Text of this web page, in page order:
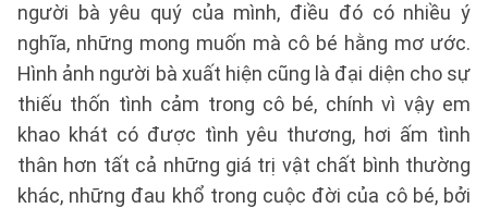
người bà yêu quý của mình, điều đó có nhiều ý
nghĩa, những mong muốn mà cô bé hằng mơ ước.
Hình ảnh người bà xuất hiện cũng là đại diện cho sự
thiếu thốn tình cảm trong cô bé, chính vì vậy em
khao khát có được tình yêu thương, hơi ấm tình
thân hơn tất cả những giá trị vật chất bình thường
khác, những đau khổ trong cuộc đời của cô bé, bởi